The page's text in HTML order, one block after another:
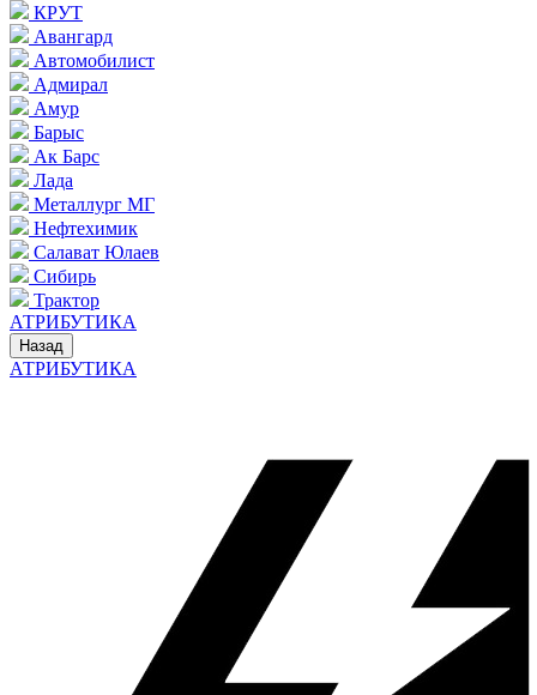
КРУТ
Авангард
Автомобилист
Адмирал
Амур
Барыс
Ак Барс
Лада
Металлург МГ
Нефтехимик
Салават Юлаев
Сибирь
Трактор
АТРИБУТИКА
Назад
АТРИБУТИКА